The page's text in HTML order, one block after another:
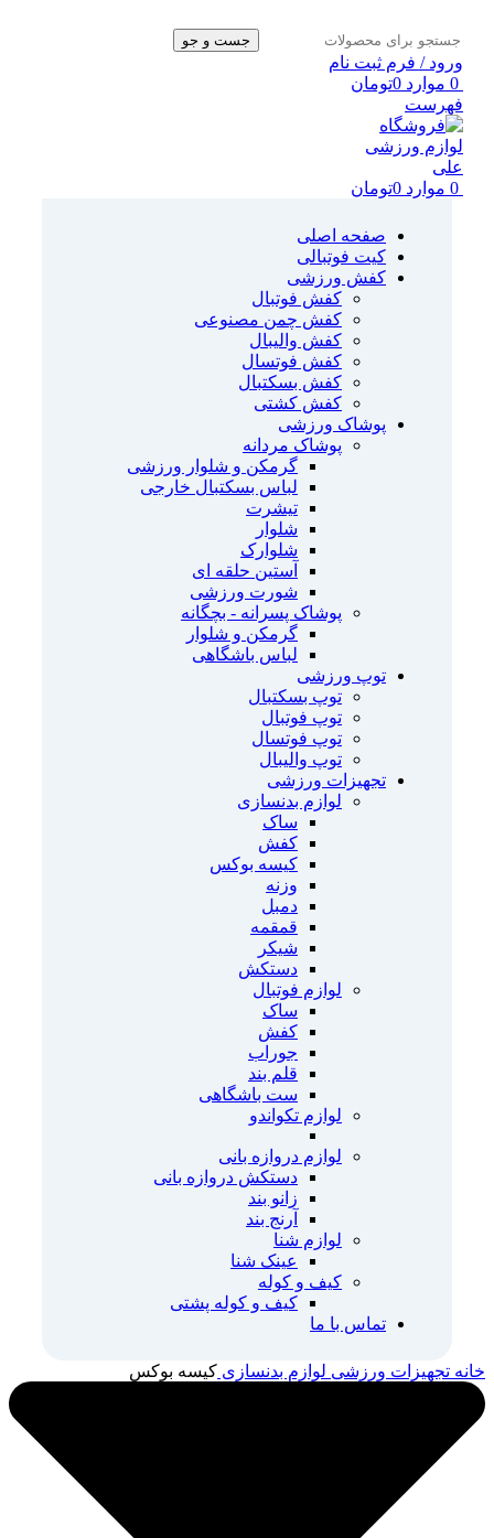
جست و جو
ورود / فرم ثبت نام
0 موارد 0تومان
فهرست
0 موارد 0تومان
صفحه اصلی
کیت فوتبالی
کفش ورزشی
کفش فوتبال
کفش چمن مصنوعی
کفش والیبال
کفش فوتسال
کفش بسکتبال
کفش کشتی
پوشاک ورزشی
پوشاک مردانه
گرمکن و شلوار ورزشی
لباس بسکتبال خارجی
تیشرت
شلوار
شلوارک
آستین حلقه ای
شورت ورزشی
پوشاک پسرانه - بچگانه
گرمکن و شلوار
لباس باشگاهی
توپ ورزشی
توپ بسکتبال
توپ فوتبال
توپ فوتسال
توپ والیبال
تجهیزات ورزشی
لوازم بدنسازی
ساک
کفش
کیسه بوکس
وزنه
دمبل
قمقمه
شیکر
دستکش
لوازم فوتبال
ساک
کفش
جوراب
قلم بند
ست باشگاهی
لوازم تکواندو
لوازم دروازه بانی
دستکش دروازه بانی
زانو بند
آرنج بند
لوازم شنا
عینک شنا
کیف و کوله
کیف و کوله پشتی
تماس با ما
خانه تجهیزات ورزشی لوازم بدنسازی کیسه بوکس